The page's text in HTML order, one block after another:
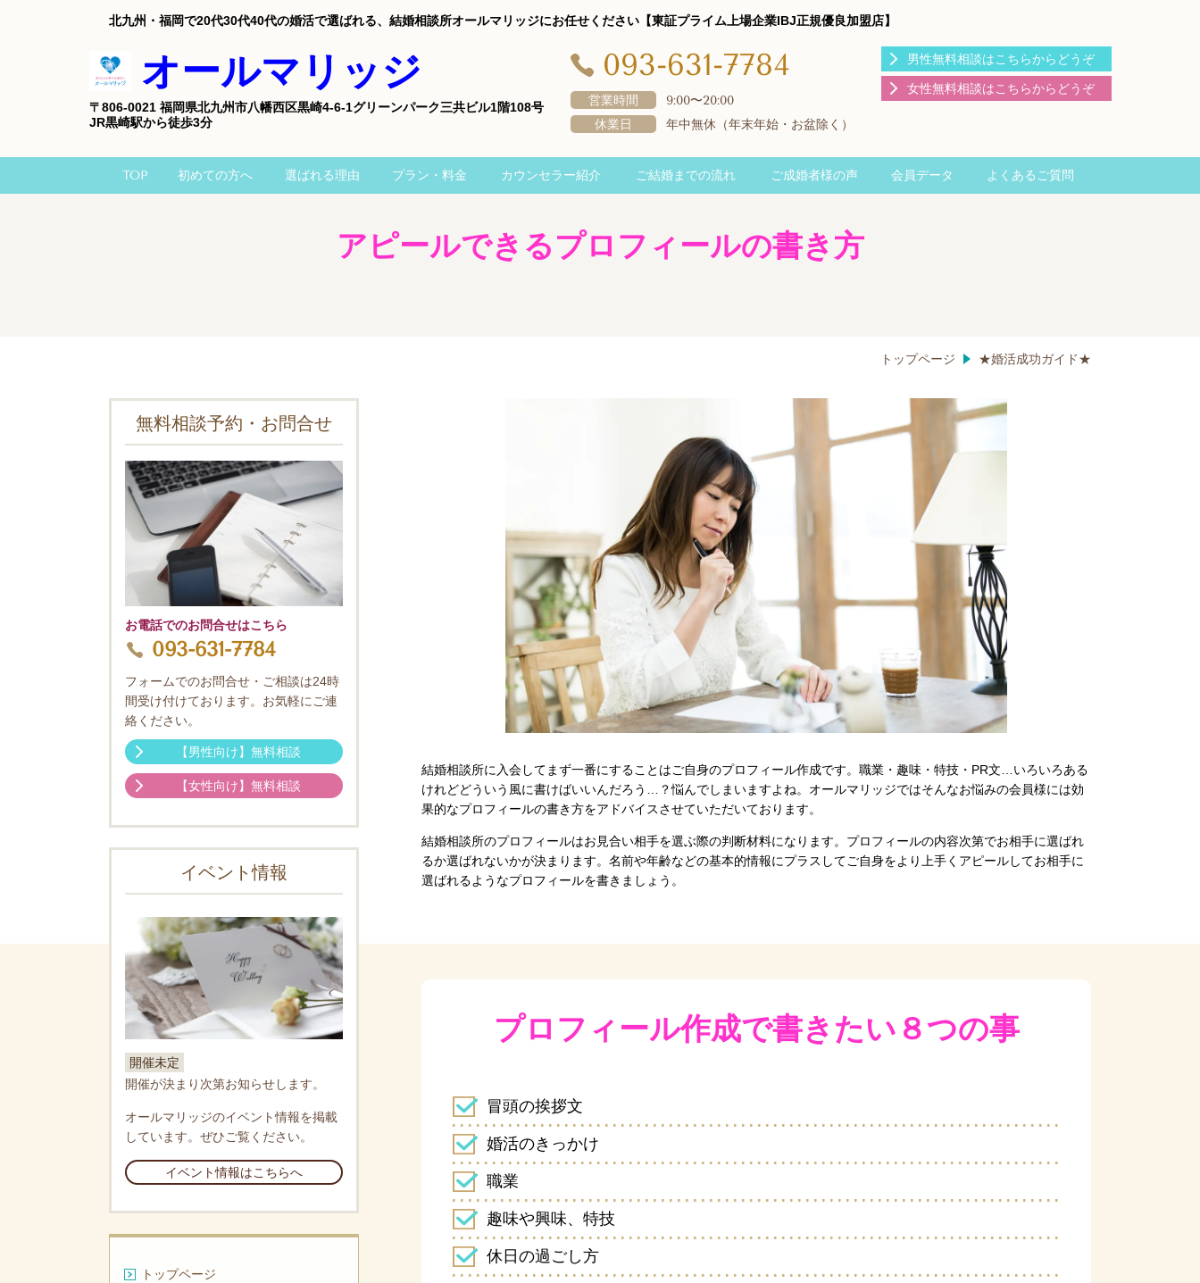
北九州・福岡で20代30代40代の婚活で選ばれる、結婚相談所オールマリッジにお任せください【東証プライム上場企業IBJ正規優良加盟店】
オールマリッジ
〒806-0021 福岡県北九州市八幡西区黒崎4-6-1グリーンパーク三共ビル1階108号
JR黒崎駅から徒歩3分
093-631-7784
営業時間
9:00〜20:00
休業日
年中無休（年末年始・お盆除く）
男性無料相談はこちらからどうぞ
女性無料相談はこちらからどうぞ
TOP 初めての方へ 選ばれる理由 プラン・料金 カウンセラー紹介 ご結婚までの流れ ご成婚者様の声 会員データ よくあるご質問
アピールできるプロフィールの書き方
トップページ ★婚活成功ガイド★
結婚相談所に入会してまず一番にすることはご自身のプロフィール作成です。職業・趣味・特技・PR文…いろいろある
けれどどういう風に書けばいいんだろう…？悩んでしまいますよね。オールマリッジではそんなお悩みの会員様には効
果的なプロフィールの書き方をアドバイスさせていただいております。
結婚相談所のプロフィールはお見合い相手を選ぶ際の判断材料になります。プロフィールの内容次第でお相手に選ばれ
るか選ばれないかが決まります。名前や年齢などの基本的情報にプラスしてご自身をより上手くアピールしてお相手に
選ばれるようなプロフィールを書きましょう。
プロフィール作成で書きたい８つの事
冒頭の挨拶文
婚活のきっかけ
職業
趣味や興味、特技
休日の過ごし方
無料相談予約・お問合せ
お電話でのお問合せはこちら
093-631-7784
フォームでのお問合せ・ご相談は24時
間受け付けております。お気軽にご連
絡ください。
【男性向け】無料相談
【女性向け】無料相談
イベント情報
開催未定
開催が決まり次第お知らせします。
オールマリッジのイベント情報を掲載
しています。ぜひご覧ください。
イベント情報はこちらへ
トップページ